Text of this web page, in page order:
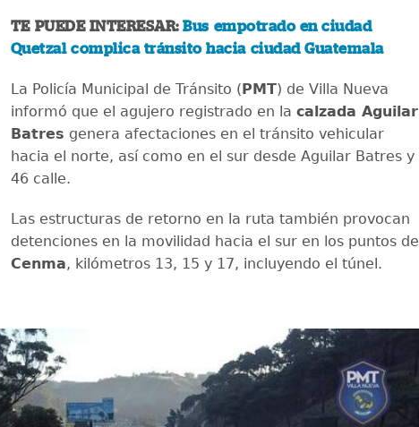
TE PUEDE INTERESAR:Bus empotrado en ciudad
Quetzal complica tránsito hacia ciudad Guatemala
La Policía Municipal de Tránsito (PMT) de Villa Nueva
informó que el agujero registrado en la calzada Aguilar
Batres genera afectaciones en el tránsito vehicular
hacia el norte, así como en el sur desde Aguilar Batres y
46 calle.
Las estructuras de retorno en la ruta también provocan
detenciones en la movilidad hacia el sur en los puntos de
Cenma, kilómetros 13, 15 y 17, incluyendo el túnel.